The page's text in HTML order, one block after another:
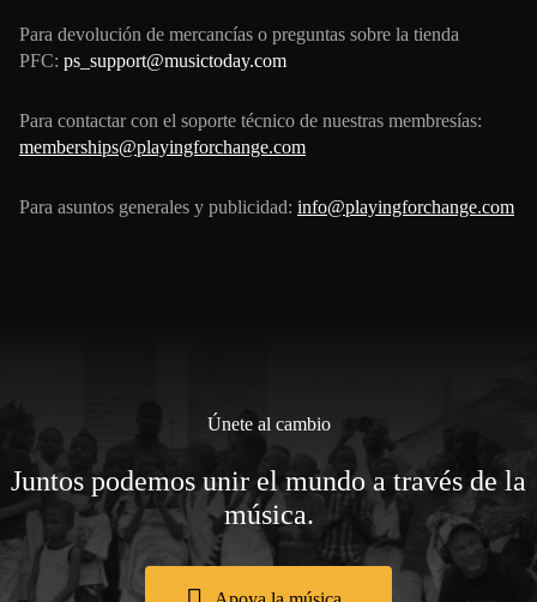
Para devolución de mercancías o preguntas sobre la tienda
PFC: ps_support@musictoday.com
Para contactar con el soporte técnico de nuestras membresías:
memberships@playingforchange.com
Para asuntos generales y publicidad: info@playingforchange.com
Únete al cambio
Juntos podemos unir el mundo a través de la
música.